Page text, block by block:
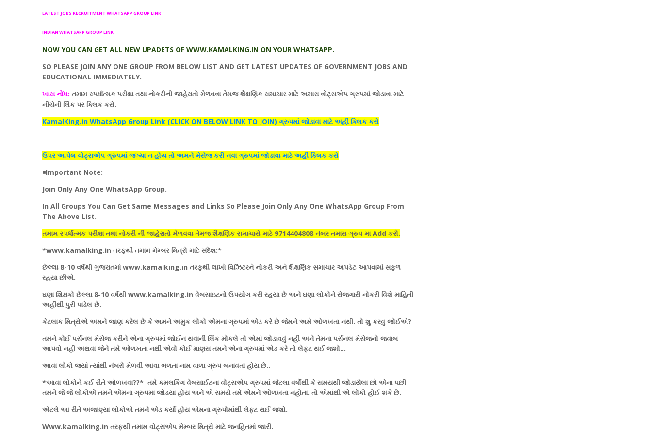
LATEST JOBS RECRUITMENT WHATSAPP GROUP LINK
INDIAN WHATSAPP GROUP LINK
NOW YOU CAN GET ALL NEW UPADETS OF WWW.KAMALKING.IN ON YOUR WHATSAPP.
SO PLEASE JOIN ANY ONE GROUP FROM BELOW LIST AND GET LATEST UPDATES OF GOVERNMENT JOBS AND
EDUCATIONAL IMMEDIATELY.
ખાસ નોંધ: તમામ સ્પર્ધાત્મક પરીક્ષા તથા નોકરીની જાહેરાતો મેળવવા તેમજ શૈક્ષણિક સમાચાર માટે અમારા વોટ્સએપ ગ્રુપમાં જોડાવા માટે
નીચેની લિંક પર ક્લિક કરો.
KamalKing.in WhatsApp Group Link (CLICK ON BELOW LINK TO JOIN) ગ્રુપમાં જોડાવા માટે અહીં ક્લિક કરો
ઉપર આપેલ વોટ્સએપ ગ્રુપમાં જગ્યા ન હોય તો અમને મેસેજ કરી નવા ગ્રુપમાં જોડાવા માટે અહીં ક્લિક કરો
◾Important Note:
Join Only Any One WhatsApp Group.
In All Groups You Can Get Same Messages and Links So Please Join Only Any One WhatsApp Group From
The Above List.
તમામ સ્પર્ધાત્મક પરીક્ષા તથા નોકરી ની જાહેરાતો મેળવવા તેમજ શૈક્ષણિક સમાચારો માટે 9714404808 નંબર તમારા ગ્રુપ મા Add કરો.
*www.kamalking.in તરફથી તમામ મેમ્બર મિત્રો માટે સંદેશ:*
છેલ્લા 8-10 વર્ષથી ગુજરાતમાં www.kamalking.in તરફથી લાખો વિઝિટરને નોકરી અને શૈક્ષણિક સમાચાર અપડેટ આપવામાં સફળ
રહયા છીએ.
ઘણા શિક્ષકો છેલ્લા 8-10 વર્ષથી www.kamalking.in વેબસાઇટનો ઉપયોગ કરી રહયા છે અને ઘણા લોકોને રોજગારી નોકરી વિશે માહિતી
અહીંથી પુરી પાડેલ છે.
કેટલાક મિત્રોએ અમને જાણ કરેલ છે કે અમને અમુક લોકો એમના ગ્રુપમાં એડ કરે છે જેમને અમે ઓળખતા નથી. તો શુ કરવુ જોઈએ?
તમને કોઈ પર્સનલ મેસેજ કરીને એના ગ્રુપમાં જોઈન થવાની લિંક મોકલે તો એમાં જોડાવવું નહી અને તેમના પર્સનલ મેસેજનો જવાબ
આપવો નહી અથવા જેને તમે ઓળખતા નથી એવો કોઈ માણસ તમને એના ગ્રુપમાં એડ કરે તો લેફ્ટ થઈ જશો...
આવા લોકો જ્યાં ત્યાંથી નંબરો મેળવી આવા ભળતા નામ વાળા ગ્રુપ બનાવતા હોય છે..
*આવા લોકોને કઈ રીતે ઓળખવા??* તમે કમલકિંગ વેબસાઈટના વોટ્સએપ ગ્રુપમાં જેટલા વર્ષોથી કે સમયથી જોડાયેલા છો એના પછી
તમને જે જે લોકોએ તમને એમના ગ્રુપમાં જોડયા હોય અને એ સમયે તમે એમને ઓળખતા નહોતા. તો એમાંથી એ લોકો હોઈ શકે છે.
એટલે આ રીતે અજાણ્યા લોકોએ તમને એડ કર્યા હોય એમના ગ્રુપોમાંથી લેફ્ટ થઈ જશો.
Www.kamalking.in તરફથી તમામ વોટ્સએપ મેમ્બર મિત્રો માટે જનહિતમાં જારી.